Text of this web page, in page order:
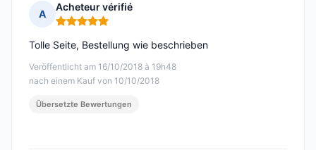
A
Acheteur vérifié
Hinweis: 5 von 5
Veröffentlicht am 16/10/2018 à 19h48
nach einem Kauf von 10/10/2018
Tolle Seite, Bestellung wie beschrieben
Übersetzte Bewertungen